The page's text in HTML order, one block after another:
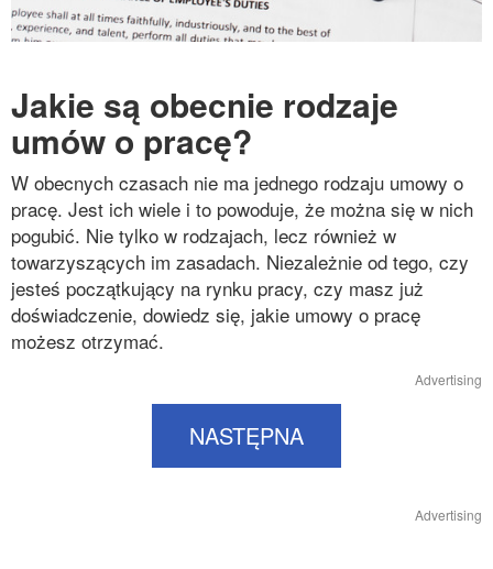
Jakie są obecnie rodzaje
umów o pracę?
W obecnych czasach nie ma jednego rodzaju umowy o
pracę. Jest ich wiele i to powoduje, że można się w nich
pogubić. Nie tylko w rodzajach, lecz również w
towarzyszących im zasadach. Niezależnie od tego, czy
jesteś początkujący na rynku pracy, czy masz już
doświadczenie, dowiedz się, jakie umowy o pracę
możesz otrzymać.
Advertising
NASTĘPNA
Advertising